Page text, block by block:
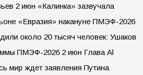
2 июн «Калинка» зазвучала
«Евразия» накануне ПМЭФ-2026
около 20 тысяч человек: Ушаков
ПМЭФ-2026 2 июн Глава Al
мир ждет заявления Путина